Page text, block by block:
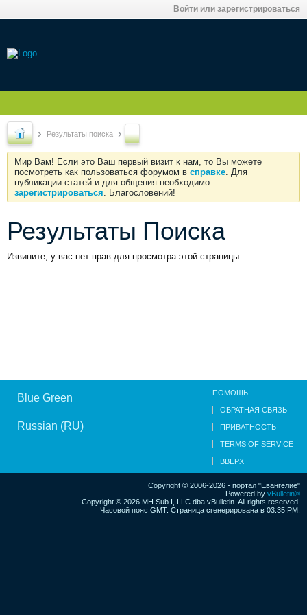
Войти или зарегистрироваться
Результаты поиска
Мир Вам! Если это Ваш первый визит к нам, то Вы можете
посмотреть как пользоваться форумом в справке. Для
публикации статей и для общения необходимо
зарегистрироваться. Благословений!
Результаты Поиска
Извините, у вас нет прав для просмотра этой страницы
Blue Green
Russian (RU)
ПОМОЩЬ
ОБРАТНАЯ СВЯЗЬ
ПРИВАТНОСТЬ
TERMS OF SERVICE
ВВЕРХ
Copyright © 2006-2026 - портал "Евангелие"
Powered by vBulletin®
Copyright © 2026 MH Sub I, LLC dba vBulletin. All rights reserved.
Часовой пояс GMT. Страница сгенерирована в 03:35 PM.